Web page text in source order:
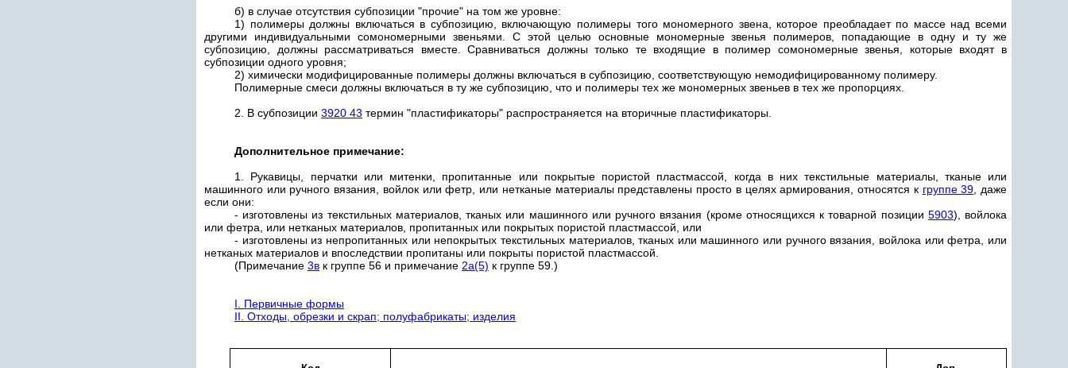
б) в случае отсутствия субпозиции "прочие" на том же уровне:
1) полимеры должны включаться в субпозицию, включающую полимеры того мономерного звена, которое преобладает по массе над всеми
другими индивидуальными сомономерными звеньями. С этой целью основные мономерные звенья полимеров, попадающие в одну и ту же
субпозицию, должны рассматриваться вместе. Сравниваться должны только те входящие в полимер сомономерные звенья, которые входят в
субпозиции одного уровня;
2) химически модифицированные полимеры должны включаться в субпозицию, соответствующую немодифицированному полимеру.
Полимерные смеси должны включаться в ту же субпозицию, что и полимеры тех же мономерных звеньев в тех же пропорциях.
2. В субпозиции 3920 43 термин "пластификаторы" распространяется на вторичные пластификаторы.
Дополнительное примечание:
1. Рукавицы, перчатки или митенки, пропитанные или покрытые пористой пластмассой, когда в них текстильные материалы, тканые или
машинного или ручного вязания, войлок или фетр, или нетканые материалы представлены просто в целях армирования, относятся к группе 39 , даже
если они:
- изготовлены из текстильных материалов, тканых или машинного или ручного вязания (кроме относящихся к товарной позиции 5903), войлока
или фетра, или нетканых материалов, пропитанных или покрытых пористой пластмассой, или
- изготовлены из непропитанных или непокрытых текстильных материалов, тканых или машинного или ручного вязания, войлока или фетра, или
нетканых материалов и впоследствии пропитаны или покрыты пористой пластмассой.
(Примечание 3в к группе 56 и примечание 2а(5) к группе 59.)
I. Первичные формы
II. Отходы, обрезки и скрап; полуфабрикаты; изделия